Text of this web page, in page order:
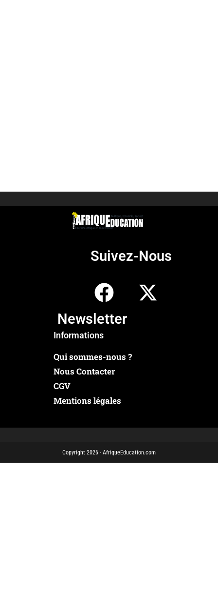
Suivez-Nous
Newsletter
Informations
Qui sommes-nous ?
Nous Contacter
CGV
Mentions légales
Copyright 2026 - AfriqueEducation.com